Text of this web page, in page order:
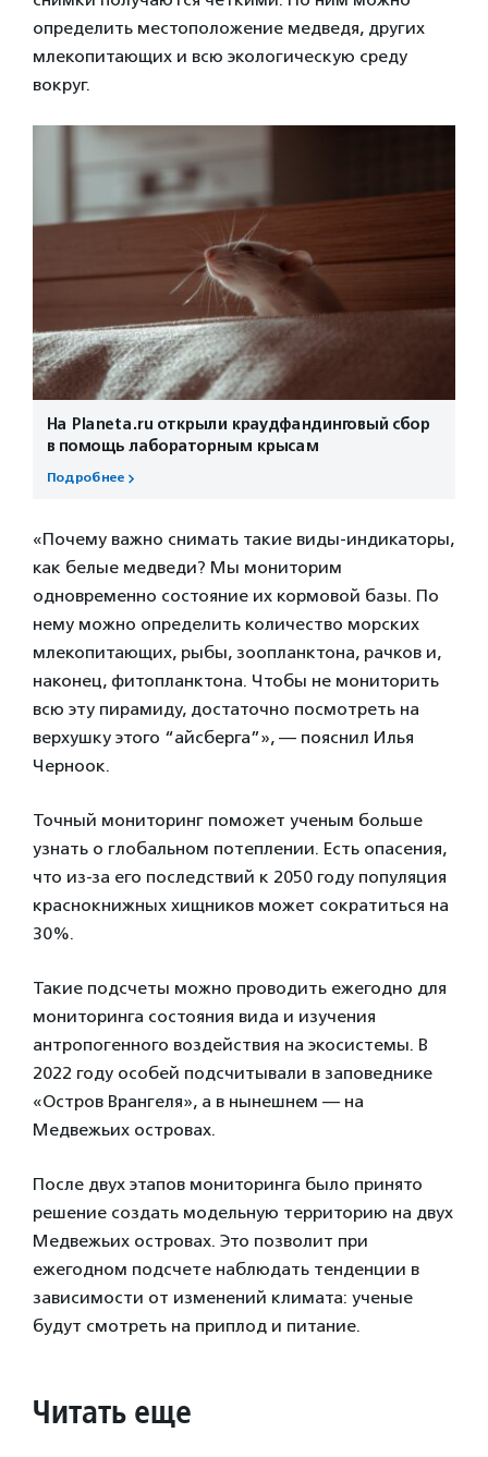
определить местоположение медведя, других
млекопитающих и всю экологическую среду
вокруг.
На Planeta.ru открыли краудфандинговый сбор
в помощь лабораторным крысам
Подробнее
«Почему важно снимать такие виды-индикаторы,
как белые медведи? Мы мониторим
одновременно состояние их кормовой базы. По
нему можно определить количество морских
млекопитающих, рыбы, зоопланктона, рачков и,
наконец, фитопланктона. Чтобы не мониторить
всю эту пирамиду, достаточно посмотреть на
верхушку этого “айсберга”», — пояснил Илья
Черноок.
Точный мониторинг поможет ученым больше
узнать о глобальном потеплении. Есть опасения,
что из-за его последствий к 2050 году популяция
краснокнижных хищников может сократиться на
30%.
Такие подсчеты можно проводить ежегодно для
мониторинга состояния вида и изучения
антропогенного воздействия на экосистемы. В
2022 году особей подсчитывали в заповеднике
«Остров Врангеля», а в нынешнем — на
Медвежьих островах.
После двух этапов мониторинга было принято
решение создать модельную территорию на двух
Медвежьих островах. Это позволит при
ежегодном подсчете наблюдать тенденции в
зависимости от изменений климата: ученые
будут смотреть на приплод и питание.
Читать еще